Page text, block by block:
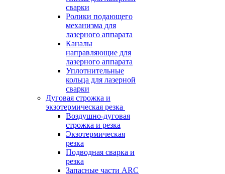
сварки
Ролики подающего
механизма для
лазерного аппарата
Каналы
направляющие для
лазерного аппарата
Уплотнительные
кольца для лазерной
сварки
Дуговая строжка и
экзотермическая резка
Воздушно-дуговая
строжка и резка
Экзотермическая
резка
Подводная сварка и
резка
Запасные части ARC